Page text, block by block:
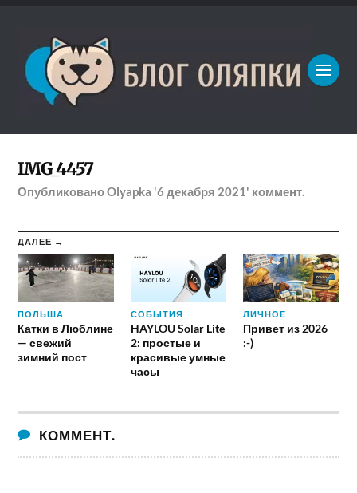
IMG_4457
ОпубликованоOlyapka '6 декабря 2021' коммент.
ДАЛЕЕ →
ПОЛЬША
Катки в Люблине
— свежий
зимний пост
СОБЫТИЯ
HAYLOU Solar Lite
2: простые и
красивые умные
часы
ЛИЧНОЕ
Привет из 2026
:-)
КОММЕНТ.